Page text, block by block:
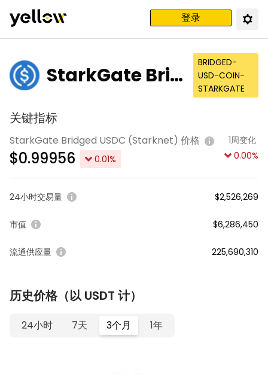
登录
StarkGate Brid
rknet)
BRIDGED-
USD-COIN-
STARKGATE
关键指标
StarkGate Bridged USDC (Starknet) 价格
$0.99956 0.01%
1周变化
0.00%
24小时交易量 $2,526,269
市值 $6,286,450
流通供应量 225,690,310
历史价格（以 USDT 计）
24小时 7天 3个月 1年